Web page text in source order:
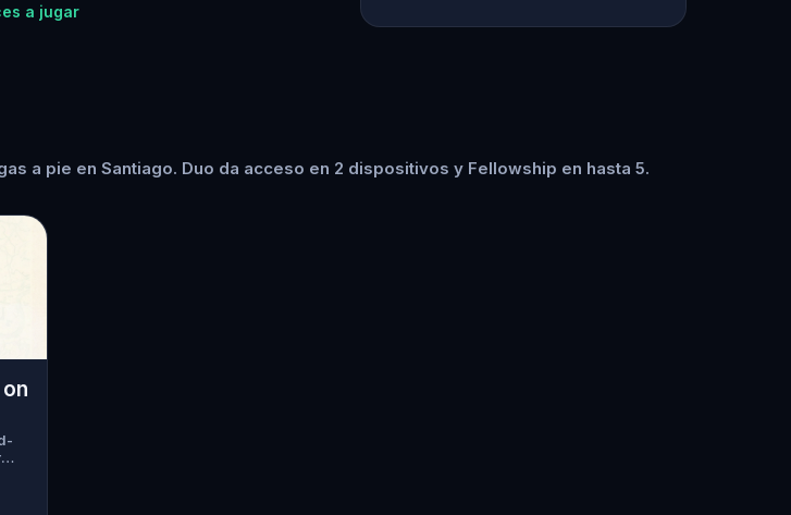
a jugar
a pie en Santiago. Duo da acceso en 2 dispositivos y Fellowship en hasta 5.